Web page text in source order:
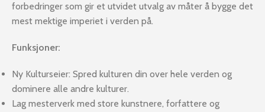
forbedringer som gir et utvidet utvalg av måter å bygge det
mest mektige imperiet i verden på.
Funksjoner:
Ny Kulturseier: Spred kulturen din over hele verden og
dominere alle andre kulturer.
Lag mesterverk med store kunstnere, forfattere og